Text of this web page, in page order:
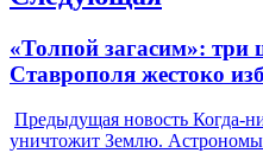
Next
post:
«Толпой загасим»:
Ставрополя жестоко
Предыдущая новость Когда-
уничтожит Землю.